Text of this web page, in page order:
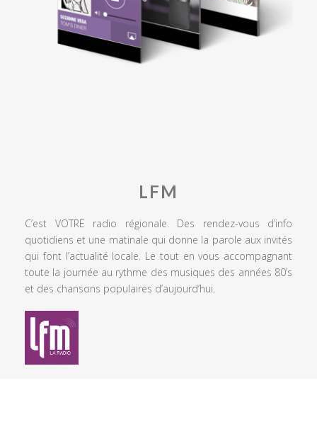
LFM
C’est VOTRE radio régionale. Des rendez-vous d’info
quotidiens et une matinale qui donne la parole aux invités
qui font l’actualité locale. Le tout en vous accompagnant
toute la journée au rythme des musiques des années 80’s
et des chansons populaires d’aujourd’hui.